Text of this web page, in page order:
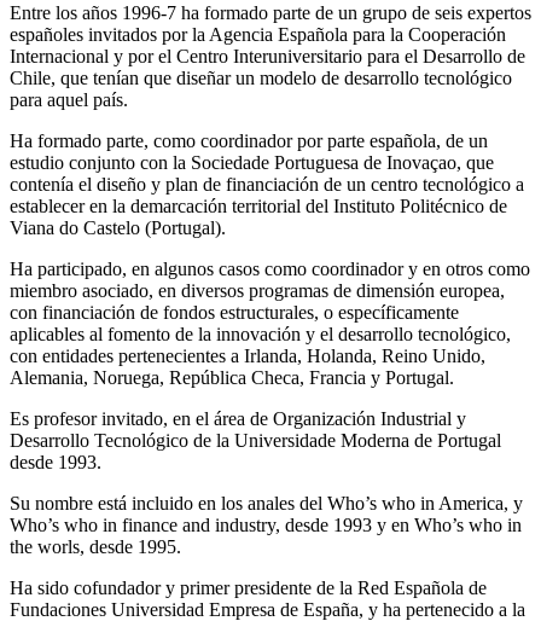
Entre los años 1996-7 ha formado parte de un grupo de seis expertos
españoles invitados por la Agencia Española para la Cooperación
Internacional y por el Centro Interuniversitario para el Desarrollo de
Chile, que tenían que diseñar un modelo de desarrollo tecnológico
para aquel país.
Ha formado parte, como coordinador por parte española, de un
estudio conjunto con la Sociedade Portuguesa de Inovaçao, que
contenía el diseño y plan de financiación de un centro tecnológico a
establecer en la demarcación territorial del Instituto Politécnico de
Viana do Castelo (Portugal).
Ha participado, en algunos casos como coordinador y en otros como
miembro asociado, en diversos programas de dimensión europea,
con financiación de fondos estructurales, o específicamente
aplicables al fomento de la innovación y el desarrollo tecnológico,
con entidades pertenecientes a Irlanda, Holanda, Reino Unido,
Alemania, Noruega, República Checa, Francia y Portugal.
Es profesor invitado, en el área de Organización Industrial y
Desarrollo Tecnológico de la Universidade Moderna de Portugal
desde 1993.
Su nombre está incluido en los anales del Who’s who in America, y
Who’s who in finance and industry, desde 1993 y en Who’s who in
the worls, desde 1995.
Ha sido cofundador y primer presidente de la Red Española de
Fundaciones Universidad Empresa de España, y ha pertenecido a la